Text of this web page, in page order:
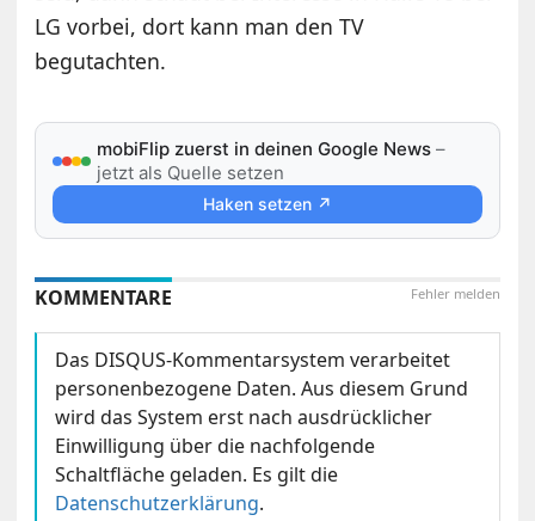
LG vorbei, dort kann man den TV
begutachten.
mobiFlip zuerst in deinen Google News –
jetzt als Quelle setzen
Haken setzen ↗
Fehler melden
KOMMENTARE
Das DISQUS-Kommentarsystem verarbeitet
personenbezogene Daten. Aus diesem Grund
wird das System erst nach ausdrücklicher
Einwilligung über die nachfolgende
Schaltfläche geladen. Es gilt die
Datenschutzerklärung.